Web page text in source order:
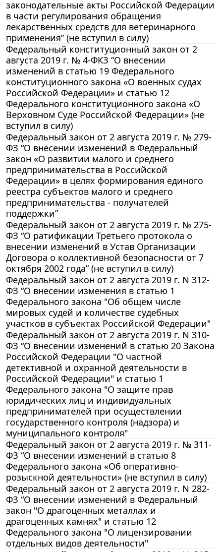
законодательные акты Российской Федерации
в части регулирования обращения
лекарственных средств для ветеринарного
применения” (не вступил в силу)
Федеральный конституционный закон от 2
августа 2019 г. № 4-ФКЗ “О внесении
изменений в статью 19 Федерального
конституционного закона «О военных судах
Российской Федерации» и статью 12
Федерального конституционного закона «О
Верховном Суде Российской Федерации» (не
вступил в силу)
Федеральный закон от 2 августа 2019 г. № 279-
ФЗ “О внесении изменений в Федеральный
закон «О развитии малого и среднего
предпринимательства в Российской
Федерации» в целях формирования единого
реестра субъектов малого и среднего
предпринимательства - получателей
поддержки”
Федеральный закон от 2 августа 2019 г. № 275-
ФЗ “О ратификации Третьего протокола о
внесении изменений в Устав Организации
Договора о коллективной безопасности от 7
октября 2002 года” (не вступил в силу)
Федеральный закон от 2 августа 2019 г. N 312-
ФЗ “О внесении изменения в статью 1
Федерального закона "Об общем числе
мировых судей и количестве судебных
участков в субъектах Российской Федерации"
Федеральный закон от 2 августа 2019 г. N 310-
ФЗ “О внесении изменений в статью 20 Закона
Российской Федерации "О частной
детективной и охранной деятельности в
Российской Федерации" и статью 1
Федерального закона "О защите прав
юридических лиц и индивидуальных
предпринимателей при осуществлении
государственного контроля (надзора) и
муниципального контроля"
Федеральный закон от 2 августа 2019 г. № 311-
ФЗ “О внесении изменений в статью 8
Федерального закона «Об оперативно-
розыскной деятельности» (не вступил в силу)
Федеральный закон от 2 августа 2019 г. N 282-
ФЗ “О внесении изменений в Федеральный
закон "О драгоценных металлах и
драгоценных камнях" и статью 12
Федерального закона "О лицензировании
отдельных видов деятельности"